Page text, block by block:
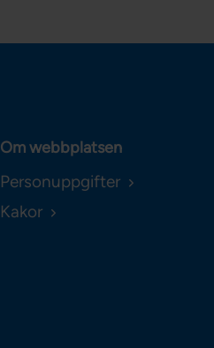
Om webbplatsen
Personuppgifter
Kakor